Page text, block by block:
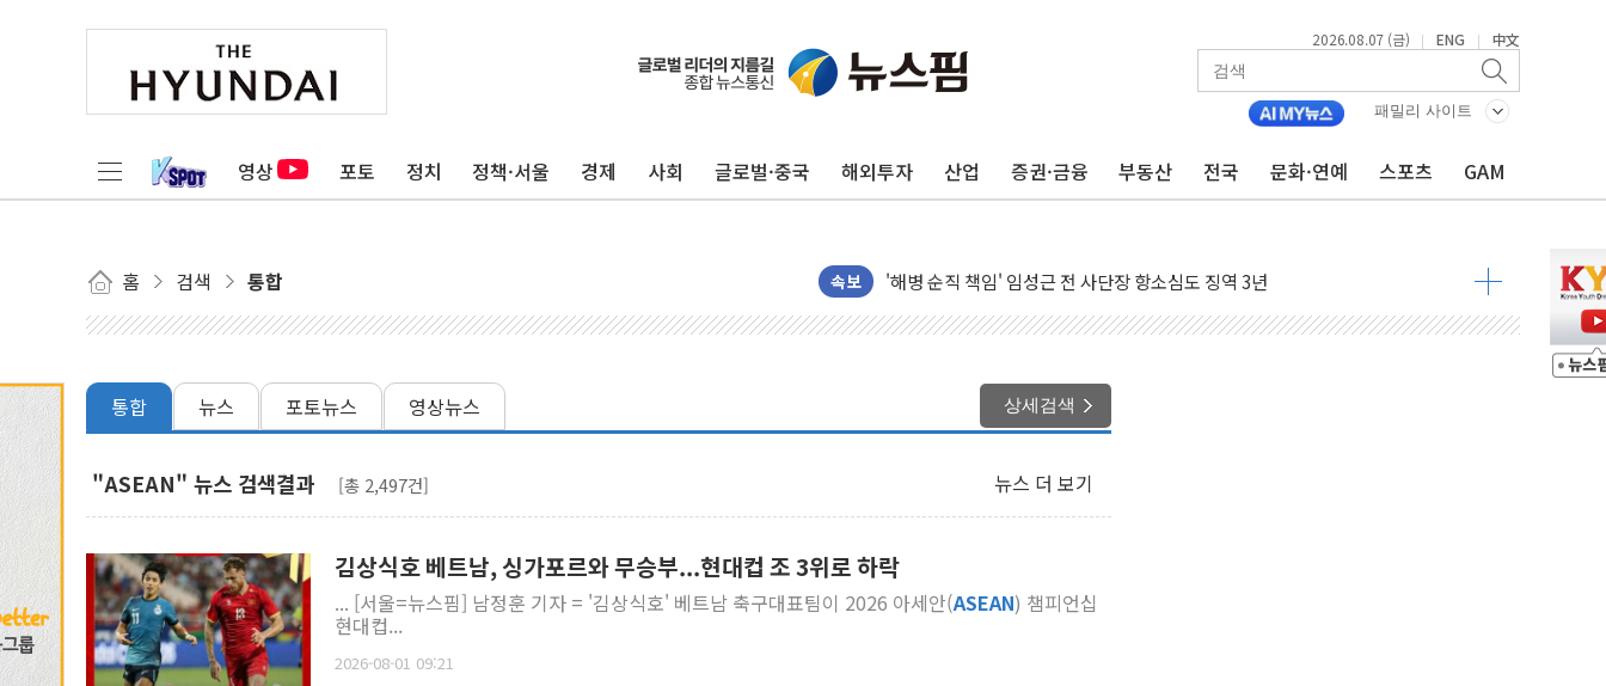
2026.08.07 (금) | ENG | 中文
패밀리 사이트
영상 포토 정치 정책·서울 경제 사회 글로벌·중국 해외투자 산업 증권·금융 부동산 전국 문화·연예 스포츠 GAM
홈 검색 통합 속보
전남광주 화정역 인근 도로 4중 추돌…1명 심정지·5명 부상
청도 문수리 야산서 산불 진화 중...진화헬기 3대 투입
헥토이노베이션, 상반기 매출 첫 2000억원 돌파
우리은행, 고창해상풍력에 4000억 금융 지원
민병덕 "오늘 67개 점포 영업 재개...장바구니에 홈플러스 담아달라" 호소
하나금융이 쏘아 올린 CIFO, 금융지주 포용금융 조직개편 신호탄
코스피·코스닥 오전 동반 하락…내린 종목이 두 배 넘어
"최대 2시간 앞서 침수 예측"…건설연, AI 위험기상 기술 개발
유니슨 "국내생산세액공제·인증제도 개선 수혜 기대"
통합 뉴스 포토뉴스 영상뉴스 상세검색
"ASEAN" 뉴스 검색결과 [총 2,497건] 뉴스 더 보기
김상식호 베트남, 싱가포르와 무승부...현대컵 조 3위로 하락
... [서울=뉴스핌] 남정훈 기자 = '김상식호' 베트남 축구대표팀이 2026 아세안(ASEAN) 챔피언십
현대컵...
2026-08-01 09:21